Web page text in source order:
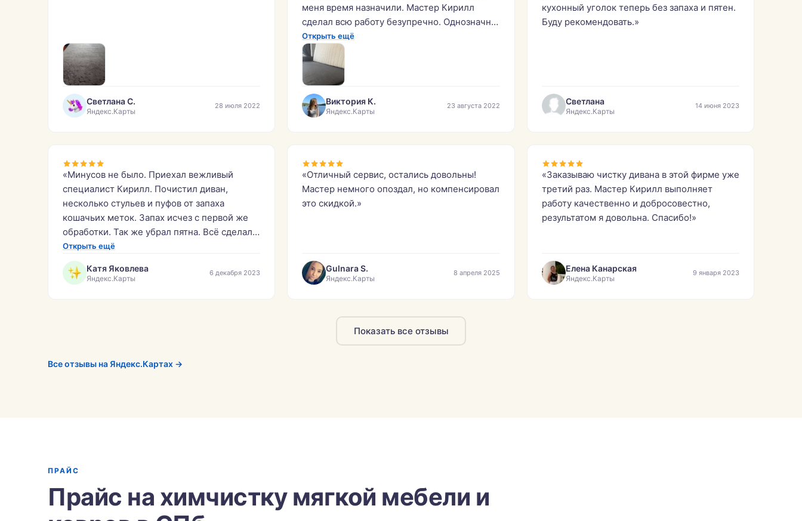
Светлана С.
Яндекс.Карты
28 июля 2022
меня время назначили. Мастер Кирилл
сделал всю работу безупречно. Однозначно
рекомендую!»
Открыть ещё
Виктория К.
Яндекс.Карты
23 августа 2022
кухонный уголок теперь без запаха и пятен.
Буду рекомендовать.»
Светлана
Яндекс.Карты
14 июня 2023
«Минусов не было. Приехал вежливый
специалист Кирилл. Почистил диван,
несколько стульев и пуфов от запаха
кошачьих меток. Запах исчез с первой же
обработки. Так же убрал пятна. Всё сделал
быстро и аккуратно. Молодцы.»
Открыть ещё
Катя Яковлева
Яндекс.Карты
6 декабря 2023
«Отличный сервис, остались довольны!
Мастер немного опоздал, но компенсировал
это скидкой.»
Gulnara S.
Яндекс.Карты
8 апреля 2025
«Заказываю чистку дивана в этой фирме уже
третий раз. Мастер Кирилл выполняет
работу качественно и добросовестно,
результатом я довольна. Спасибо!»
Елена Канарская
Яндекс.Карты
9 января 2023
Показать все отзывы
Все отзывы на Яндекс.Картах →
ПРАЙС
Прайс на химчистку мягкой мебели и